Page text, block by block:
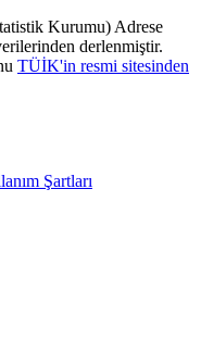
Kurumu) Adrese
derlenmiştir.
TÜİK'in resmi sitesinden
Şartları